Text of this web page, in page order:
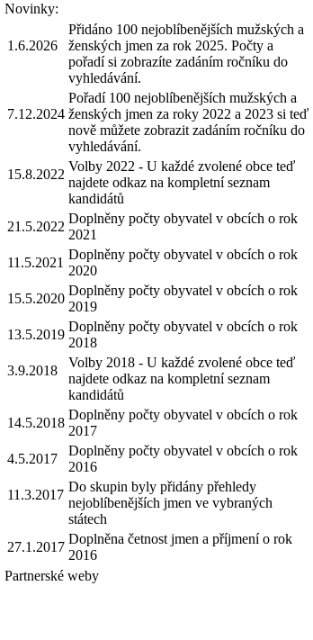
Novinky:
1.6.2026
Přidáno 100 nejoblíbenějších mužských a
ženských jmen za rok 2025. Počty a
pořadí si zobrazíte zadáním ročníku do
vyhledávání.
7.12.2024
Pořadí 100 nejoblíbenějších mužských a
ženských jmen za roky 2022 a 2023 si teď
nově můžete zobrazit zadáním ročníku do
vyhledávání.
15.8.2022
Volby 2022 - U každé zvolené obce teď
najdete odkaz na kompletní seznam
kandidátů
21.5.2022
Doplněny počty obyvatel v obcích o rok
2021
11.5.2021
Doplněny počty obyvatel v obcích o rok
2020
15.5.2020
Doplněny počty obyvatel v obcích o rok
2019
13.5.2019
Doplněny počty obyvatel v obcích o rok
2018
3.9.2018
Volby 2018 - U každé zvolené obce teď
najdete odkaz na kompletní seznam
kandidátů
14.5.2018
Doplněny počty obyvatel v obcích o rok
2017
4.5.2017
Doplněny počty obyvatel v obcích o rok
2016
11.3.2017
Do skupin byly přidány přehledy
nejoblíbenějších jmen ve vybraných
státech
27.1.2017
Doplněna četnost jmen a příjmení o rok
2016
Partnerské weby